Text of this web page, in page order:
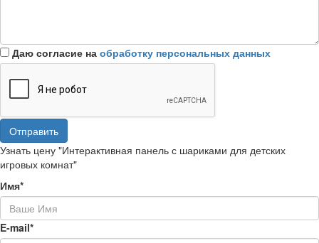
Даю согласие на обработку персональных данных
Отправить
Узнать цену "Интерактивная панель с шариками для детских
игровых комнат"
Имя*
E-mail*